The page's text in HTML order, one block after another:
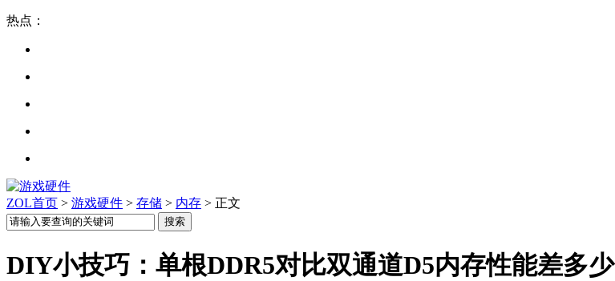
热点：
ZOL首页 > 游戏硬件 > 存储 > 内存 > 正文
DIY小技巧：单根DDR5对比双通道D5内存性能差多少